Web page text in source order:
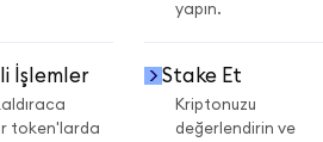
yapın.
İşlemler
token'larda
Stake Et
Kriptonuzu
değerlendirin ve